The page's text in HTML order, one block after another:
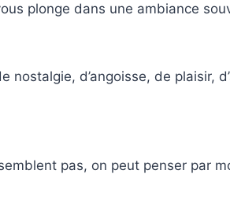
plonge dans une ambiance
d’angoisse, de plaisir,
pas, on peut penser par